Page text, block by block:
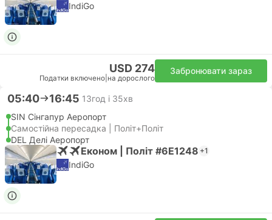
IndiGo
USD 274
Податки включено на дорослого
Забронювати зараз
05:40 16:45 13год і 35хв
SIN Сінгапур Аеропорт
Самостійна пересадка | Політ+Політ
DEL Делі Аеропорт
Економ | Політ #6E1248 +1
IndiGo